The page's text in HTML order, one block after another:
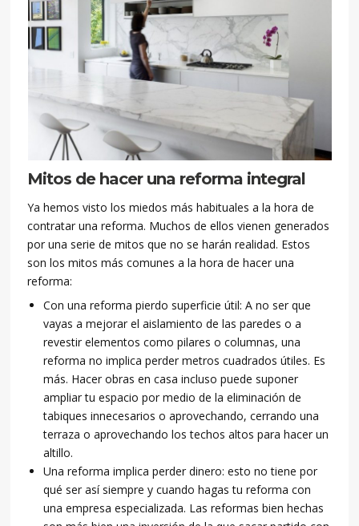
Mitos de hacer una reforma integral
Ya hemos visto los miedos más habituales a la hora de
contratar una reforma. Muchos de ellos vienen generados
por una serie de mitos que no se harán realidad. Estos
son los mitos más comunes a la hora de hacer una
reforma:
Con una reforma pierdo superficie útil: A no ser que
vayas a mejorar el aislamiento de las paredes o a
revestir elementos como pilares o columnas, una
reforma no implica perder metros cuadrados útiles. Es
más. Hacer obras en casa incluso puede suponer
ampliar tu espacio por medio de la eliminación de
tabiques innecesarios o aprovechando, cerrando una
terraza o aprovechando los techos altos para hacer un
altillo.
Una reforma implica perder dinero: esto no tiene por
qué ser así siempre y cuando hagas tu reforma con
una empresa especializada. Las reformas bien hechas